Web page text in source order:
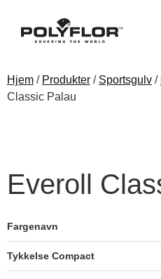
Hjem / Produkter / Sportsgulv /
Classic Palau
Everoll
Fargenavn
Tykkelse Compact